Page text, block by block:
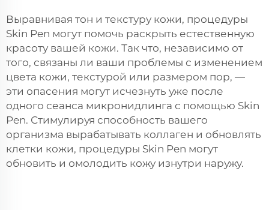
Выравнивая тон и текстуру кожи, процедуры
Skin Pen могут помочь раскрыть естественную
красоту вашей кожи. Так что, независимо от
того, связаны ли ваши проблемы с изменением
цвета кожи, текстурой или размером пор, —
эти опасения могут исчезнуть уже после
одного сеанса микронидлинга с помощью Skin
Pen. Стимулируя способность вашего
организма вырабатывать коллаген и обновлять
клетки кожи, процедуры Skin Pen могут
обновить и омолодить кожу изнутри наружу.